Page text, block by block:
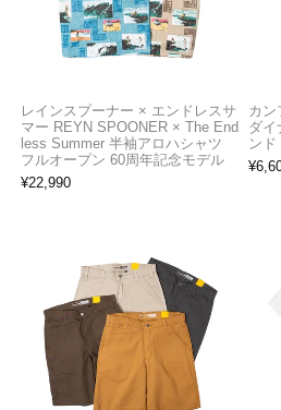
レインスプーナー × エンドレスサ
マー REYN SPOONER × The End
less Summer 半袖アロハシャツ
フルオープン 60周年記念モデル
¥22,990
カ
ダイ
ンド
¥